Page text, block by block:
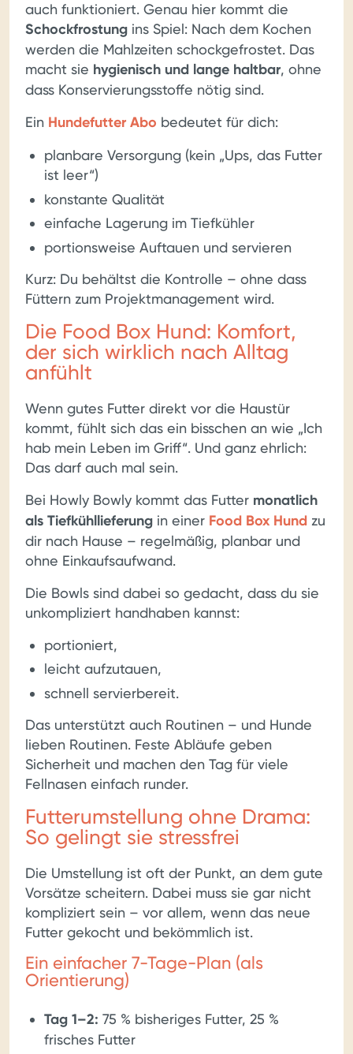
auch funktioniert. Genau hier kommt die
Schockfrostung ins Spiel: Nach dem Kochen
werden die Mahlzeiten schockgefrostet. Das
macht sie hygienisch und lange haltbar, ohne
dass Konservierungsstoffe nötig sind.
Ein Hundefutter Abo bedeutet für dich:
planbare Versorgung (kein „Ups, das Futter
ist leer“)
konstante Qualität
einfache Lagerung im Tiefkühler
portionsweise Auftauen und servieren
Kurz: Du behältst die Kontrolle – ohne dass
Füttern zum Projektmanagement wird.
Die Food Box Hund: Komfort,
der sich wirklich nach Alltag
anfühlt
Wenn gutes Futter direkt vor die Haustür
kommt, fühlt sich das ein bisschen an wie „Ich
hab mein Leben im Griff“. Und ganz ehrlich:
Das darf auch mal sein.
Bei Howly Bowly kommt das Futter monatlich
als Tiefkühllieferung in einer Food Box Hund zu
dir nach Hause – regelmäßig, planbar und
ohne Einkaufsaufwand.
Die Bowls sind dabei so gedacht, dass du sie
unkompliziert handhaben kannst:
portioniert,
leicht aufzutauen,
schnell servierbereit.
Das unterstützt auch Routinen – und Hunde
lieben Routinen. Feste Abläufe geben
Sicherheit und machen den Tag für viele
Fellnasen einfach runder.
Futterumstellung ohne Drama:
So gelingt sie stressfrei
Die Umstellung ist oft der Punkt, an dem gute
Vorsätze scheitern. Dabei muss sie gar nicht
kompliziert sein – vor allem, wenn das neue
Futter gekocht und bekömmlich ist.
Ein einfacher 7-Tage-Plan (als
Orientierung)
Tag 1–2: 75 % bisheriges Futter, 25 %
frisches Futter